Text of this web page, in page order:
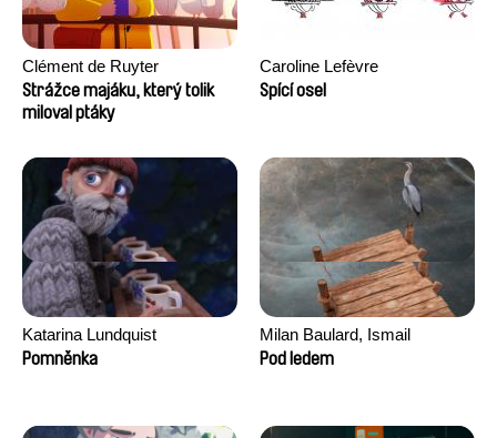
Clément de Ruyter
Strážce majáku, který tolik
miloval ptáky
Caroline Lefèvre
Spící osel
Katarina Lundquist
Pomněnka
Milan Baulard, Ismail
Berrahma, Flore Dupont,
Pod ledem